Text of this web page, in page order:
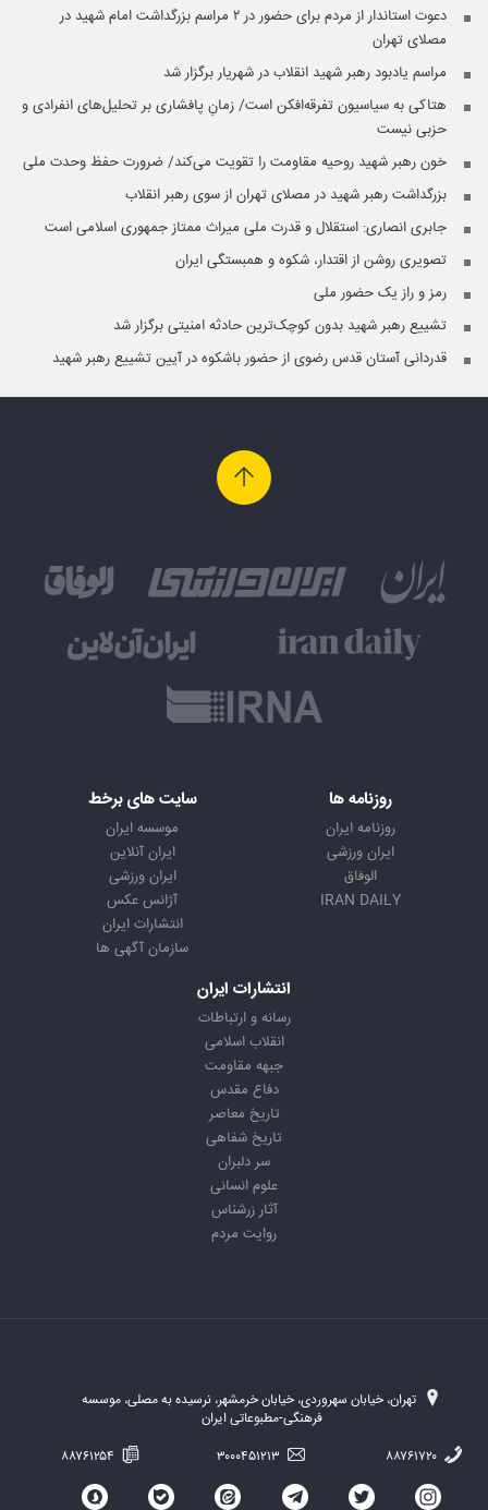
دعوت استاندار از مردم برای حضور در ۲ مراسم بزرگداشت امام شهید در
مصلای تهران
مراسم یادبود رهبر شهید انقلاب در شهریار برگزار شد
هتاکی به سیاسیون تفرقه‌افکن است/ زمانِ پافشاری بر تحلیل‌های انفرادی و
حزبی نیست
خون رهبر شهید روحیه مقاومت را تقویت می‌کند/ ضرورت حفظ وحدت ملی
بزرگداشت رهبر شهید در مصلای تهران از سوی رهبر انقلاب
جابری انصاری:‌ استقلال و قدرت ملی میراث ممتاز جمهوری اسلامی است
تصویری روشن از اقتدار، شکوه و همبستگی ایران
رمز و راز یک حضور ملی
تشییع رهبر شهید بدون کوچک‌ترین حادثه امنیتی برگزار شد
قدردانی آستان قدس رضوی از حضور باشکوه در آیین تشییع رهبر شهید
روزنامه ها
روزنامه ایران
ایران ورزشی
الوفاق
IRAN DAILY
سایت های برخط
موسسه ایران
ایران آنلاین
ایران ورزشی
آژانس عکس
انتشارات ایران
سازمان آگهی ها
انتشارات ایران
رسانه و ارتباطات
انقلاب اسلامی
جبهه مقاومت
دفاع مقدس
تاریخ معاصر
تاریخ شفاهی
سر دلبران
علوم انسانی
آثار زرشناس
روایت مردم
تهران، خیابان سهروردی، خیابان خرمشهر، نرسیده به مصلی، موسسه
فرهنگی-مطبوعاتی ایران